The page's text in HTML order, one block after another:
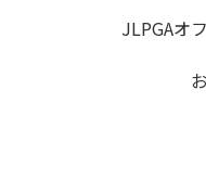
JLPGAオ